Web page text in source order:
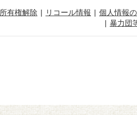
所有権解除 リコール情報 個人情報
暴力団